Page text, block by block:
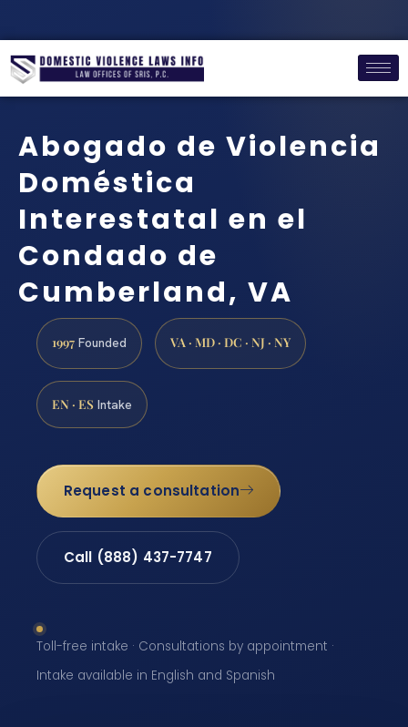
Abogado de Violencia
Doméstica
Interestatal en el
Condado de
Cumberland, VA
1997 Founded VA · MD · DC · NJ · NY
EN · ES Intake
Request a consultation
Call (888) 437-7747
Toll-free intake · Consultations by appointment ·
Intake available in English and Spanish